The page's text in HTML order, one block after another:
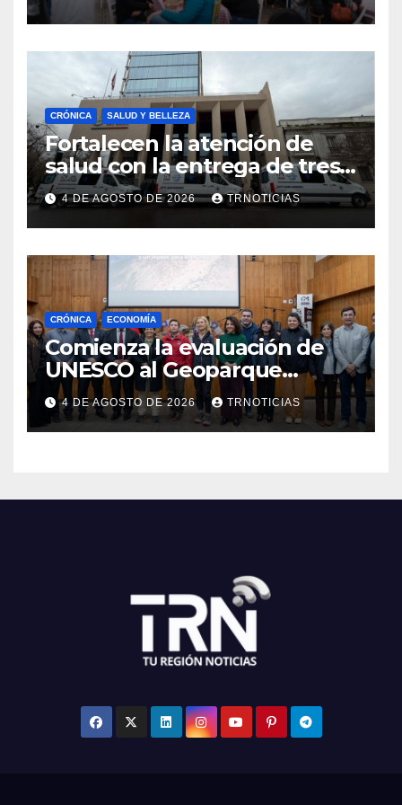
impacto en la hotelería y el
emprendimiento
CRÓNICA SALUD Y BELLEZA
Fortalecen la atención de
salud con la entrega de tres
nuevas ambulancias para
Cauquenes y Sagrada Familia
4 DE AGOSTO DE 2026 TRNOTICIAS
CRÓNICA ECONOMÍA
Comienza la evaluación de
UNESCO al Geoparque
Aspirante Pillanmapu en el
Maule
4 DE AGOSTO DE 2026 TRNOTICIAS